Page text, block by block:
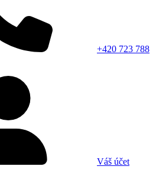
+420 723 788
Váš účet